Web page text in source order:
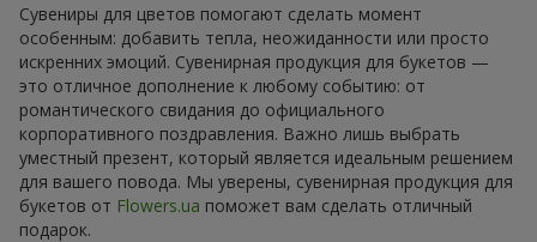
Сувениры для цветов помогают сделать момент
особенным: добавить тепла, неожиданности или просто
искренних эмоций. Сувенирная продукция для букетов —
это отличное дополнение к любому событию: от
романтического свидания до официального
корпоративного поздравления. Важно лишь выбрать
уместный презент, который является идеальным решением
для вашего повода. Мы уверены, сувенирная продукция для
букетов от Flowers.ua поможет вам сделать отличный
подарок.